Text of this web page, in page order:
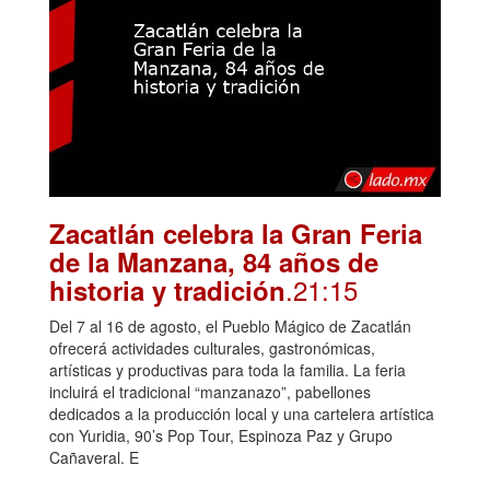
Zacatlán celebra la Gran Feria
de la Manzana, 84 años de
historia y tradición.21:15
Del 7 al 16 de agosto, el Pueblo Mágico de Zacatlán
ofrecerá actividades culturales, gastronómicas,
artísticas y productivas para toda la familia. La feria
incluirá el tradicional “manzanazo”, pabellones
dedicados a la producción local y una cartelera artística
con Yuridia, 90’s Pop Tour, Espinoza Paz y Grupo
Cañaveral. E